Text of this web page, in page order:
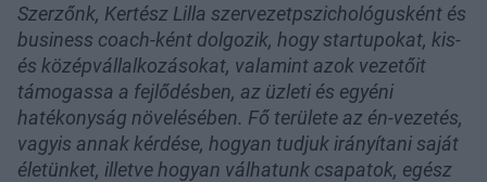
Szerzőnk, Kertész Lilla szervezetpszichológusként és
business coach-ként dolgozik, hogy startupokat, kis-
és középvállalkozásokat, valamint azok vezetőit
támogassa a fejlődésben, az üzleti és egyéni
hatékonyság növelésében. Fő területe az én-vezetés,
vagyis annak kérdése, hogyan tudjuk irányítani saját
életünket, illetve hogyan válhatunk csapatok, egész